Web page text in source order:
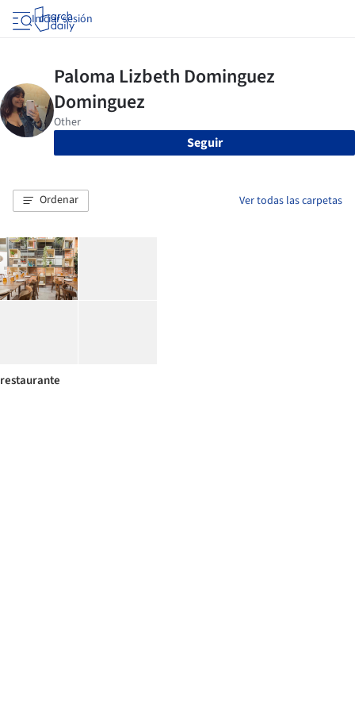
Iniciar sesión
Seguir
Ordenar Ver todas las carpetas
restaurante